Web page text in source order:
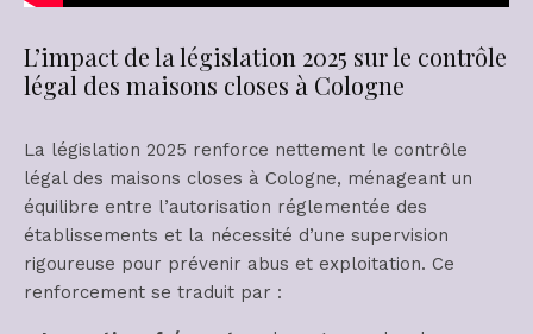
L’impact de la législation 2025 sur le contrôle
légal des maisons closes à Cologne
La législation 2025 renforce nettement le contrôle
légal des maisons closes à Cologne, ménageant un
équilibre entre l’autorisation réglementée des
établissements et la nécessité d’une supervision
rigoureuse pour prévenir abus et exploitation. Ce
renforcement se traduit par :